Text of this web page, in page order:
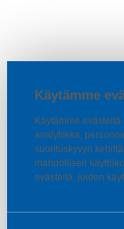
Käytämme
Käytämme
analytiikka,
suorituskyvyn
mahdollisen
evästeitä, joiden